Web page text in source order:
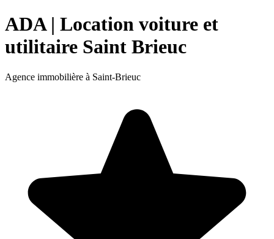
ADA | Location voiture et
utilitaire Saint Brieuc
Agence immobilière à Saint-Brieuc